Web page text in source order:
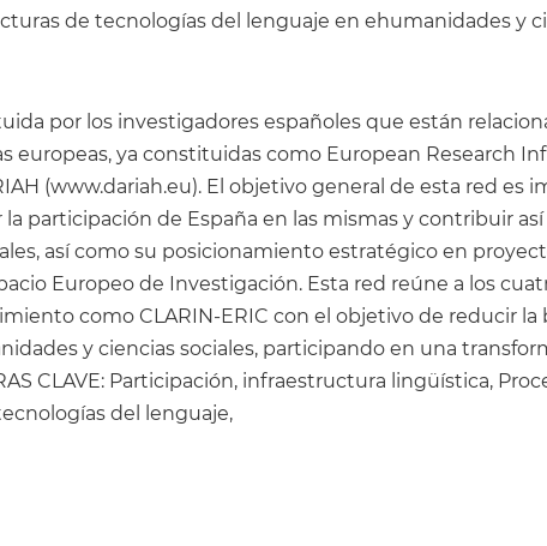
de tecnologías del lenguaje en ehumanidades y
por los investigadores españoles que están
europeas, ya constituidas como European Research
(www.dariah.eu). El objetivo general de esta red es
participación de España en las mismas y contribuir así
así como su posicionamiento estratégico en
Europeo de Investigación. Esta red reúne a los
como CLARIN-ERIC con el objetivo de reducir
y ciencias sociales, participando en una
CLAVE: Participación, infraestructura lingüística,
del lenguaje,